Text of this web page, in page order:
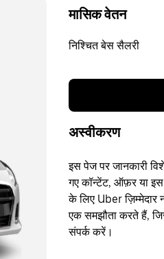
मासिक वेतन
निश्चित बेस सैलरी
अस्वीकरण
इस पेज पर जानकारी
गए कॉन्टेंट, ऑफ़र या इस
के लिए Uber
एक समझौता करते हैं,
संपर्क करें।